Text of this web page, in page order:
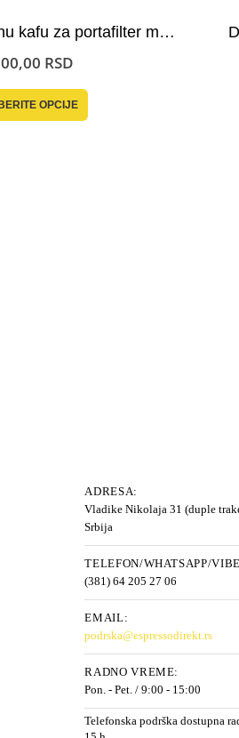
Levak za samlevenu kafu za portafilter magnetni
RSD
OPCIJE
Ovaj proizvod ima više varijanti. Opcije mogu biti izabrane na stranici proizvoda.
ADRESA:
Vladike Nikolaja 31 (duple
Srbija
TELEFON/WHATSAPP/
(381) 64 205 27 06
EMAIL:
podrska@espressodirekt.rs
RADNO VREME:
Pon. - Pet. / 9:00 - 15:00
Telefonska podrška dostupna